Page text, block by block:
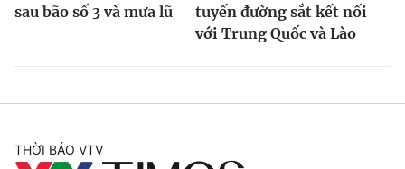
sau bão số 3 và mưa lũ
tuyến đường sắt kết nối
với Trung Quốc và Lào
THỜI BÁO VTV